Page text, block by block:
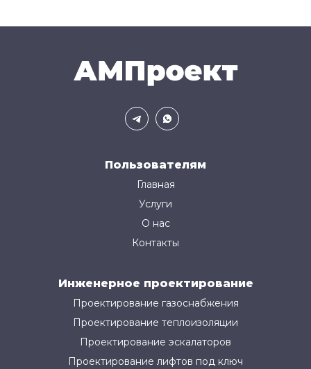
Пользователям
Главная
Услуги
О нас
Контакты
Инженерное проектирование
Проектирование газоснабжения
Проектирование теплоизоляции
Проектирование эскалаторов
Проектирование лифтов под ключ